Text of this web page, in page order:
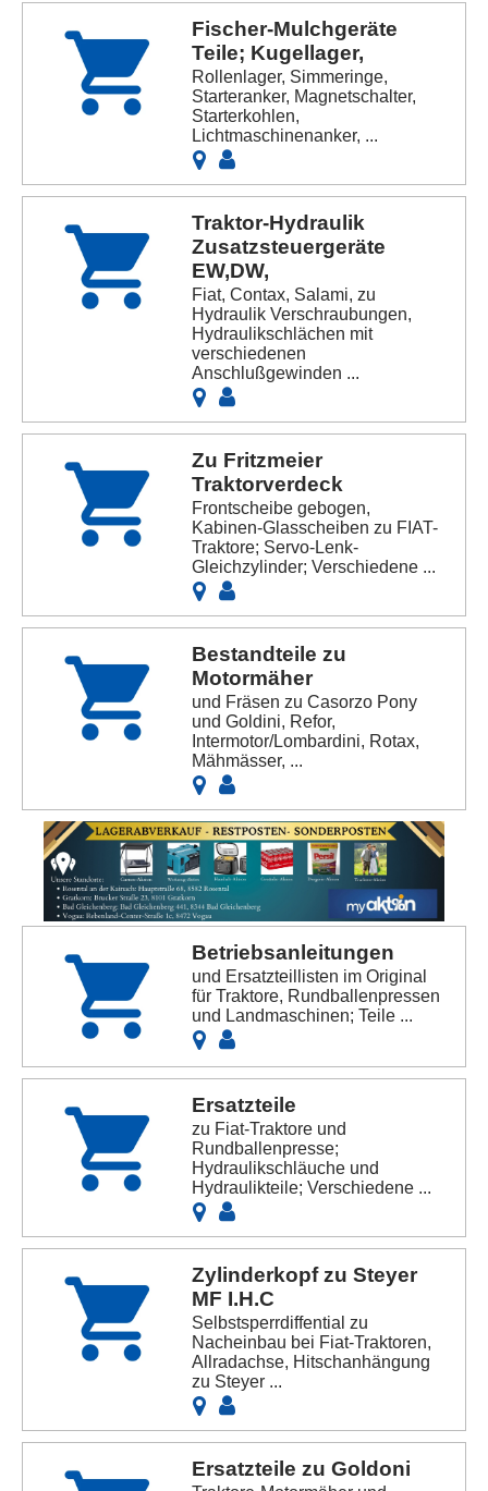
Fischer-Mulchgeräte
Teile; Kugellager,
Rollenlager, Simmeringe,
Starteranker, Magnetschalter,
Starterkohlen,
Lichtmaschinenanker, ...
Traktor-Hydraulik
Zusatzsteuergeräte
EW,DW,
Fiat, Contax, Salami, zu
Hydraulik Verschraubungen,
Hydraulikschlächen mit
verschiedenen
Anschlußgewinden ...
Zu Fritzmeier
Traktorverdeck
Frontscheibe gebogen,
Kabinen-Glasscheiben zu FIAT-
Traktore; Servo-Lenk-
Gleichzylinder; Verschiedene ...
Bestandteile zu
Motormäher
und Fräsen zu Casorzo Pony
und Goldini, Refor,
Intermotor/Lombardini, Rotax,
Mähmässer, ...
Betriebsanleitungen
und Ersatzteillisten im Original
für Traktore, Rundballenpressen
und Landmaschinen; Teile ...
Ersatzteile
zu Fiat-Traktore und
Rundballenpresse;
Hydraulikschläuche und
Hydraulikteile; Verschiedene ...
Zylinderkopf zu Steyer
MF I.H.C
Selbstsperrdiffential zu
Nacheinbau bei Fiat-Traktoren,
Allradachse, Hitschanhängung
zu Steyer ...
Ersatzteile zu Goldoni